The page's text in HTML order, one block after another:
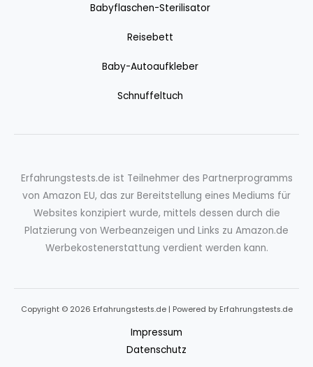
Babyflaschen-Sterilisator
Reisebett
Baby-Autoaufkleber
Schnuffeltuch
Erfahrungstests.de ist Teilnehmer des Partnerprogramms
von Amazon EU, das zur Bereitstellung eines Mediums für
Websites konzipiert wurde, mittels dessen durch die
Platzierung von Werbeanzeigen und Links zu Amazon.de
Werbekostenerstattung verdient werden kann.
Copyright © 2026 Erfahrungstests.de | Powered by Erfahrungstests.de
Impressum
Datenschutz